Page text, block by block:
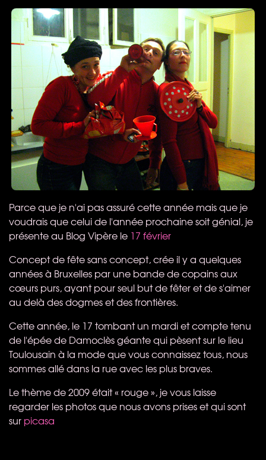
Parce que je n'ai pas assuré cette année mais que je
voudrais que celui de l'année prochaine soit génial, je
présente au Blog Vipère le 17 février
Concept de fête sans concept, crée il y a quelques
années à Bruxelles par une bande de copains aux
cœurs purs, ayant pour seul but de fêter et de s'aimer
au delà des dogmes et des frontières.
Cette année, le 17 tombant un mardi et compte tenu
de l'épée de Damoclès géante qui pèsent sur le lieu
Toulousain à la mode que vous connaissez tous, nous
sommes allé dans la rue avec les plus braves.
Le thème de 2009 était « rouge », je vous laisse
regarder les photos que nous avons prises et qui sont
sur picasa